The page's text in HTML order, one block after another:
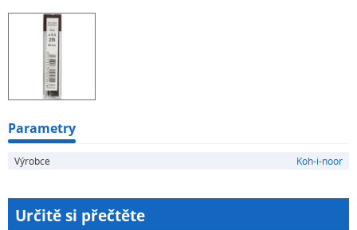
Parametry
Výrobce Koh-i-noor
Určitě si přečtěte